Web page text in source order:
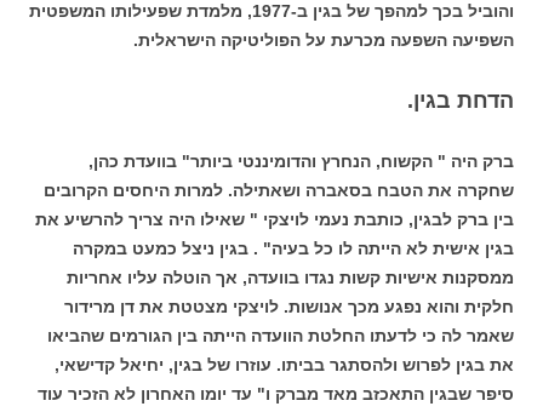
והוביל בכך למהפך של בגין ב-1977, מלמדת שפעילותו המשפטית
השפיעה השפעה מכרעת על הפוליטיקה הישראלית.
הדחת בגין.
ברק היה " הקשוח, הנחרץ והדומיננטי ביותר" בוועדת כהן,
שחקרה את הטבח בסאברה ושאתילה. למרות היחסים הקרובים
בין ברק לבגין, כותבת נעמי לויצקי " שאילו היה צריך להרשיע את
בגין אישית לא הייתה לו כל בעיה" . בגין ניצל כמעט במקרה
ממסקנות אישיות קשות נגדו בוועדה, אך הוטלה עליו אחריות
חלקית והוא נפגע מכך אנושות. לויצקי מצטטת את דן מרידור
שאמר לה כי לדעתו החלטת הוועדה הייתה בין הגורמים שהביאו
את בגין לפרוש ולהסתגר בביתו. עוזרו של בגין, יחיאל קדישאי,
סיפר שבגין התאכזב מאד מברק ו" עד יומו האחרון לא הזכיר עוד